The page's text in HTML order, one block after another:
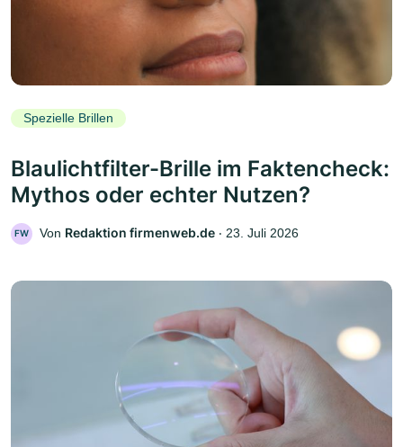
Spezielle Brillen
Blaulichtfilter-Brille im Faktencheck:
Mythos oder echter Nutzen?
FW Von Redaktion firmenweb.de ‧ 23. Juli 2026